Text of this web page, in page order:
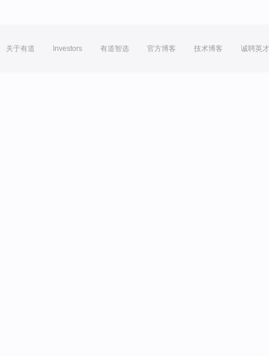
关于有道 Investors 有道智选 官方博客 技术博客 诚聘英才